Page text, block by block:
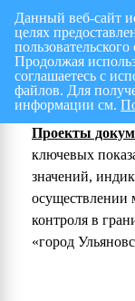
Перспективный
Проекты
ключевых
значений,
осуществлении
контроля в
«город
Данный веб-сайт
целях
Продолжая
соглашаетесь с
файлов. Для
информации см.